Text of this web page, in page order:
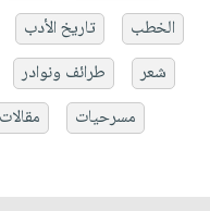
الخطب
تاريخ الأدب
شعر
طرائف ونوادر
مسرحيات